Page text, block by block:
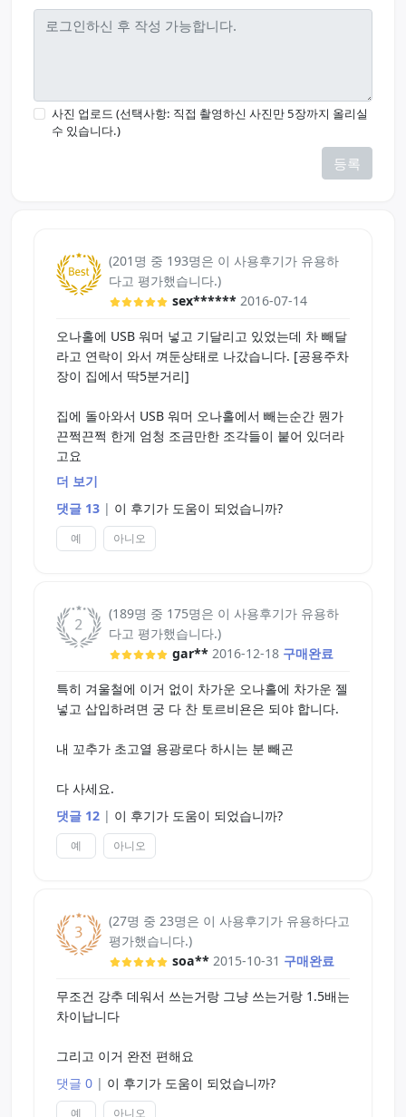
사진 업로드 (선택사항: 직접 촬영하신 사진만 5장까지 올리실
수 있습니다.)
등록
(201명 중 193명은 이 사용후기가 유용하
다고 평가했습니다.)
sex****** 2016-07-14
오나홀에 USB 워머 넣고 기달리고 있었는데 차 빼달
라고 연락이 와서 껴둔상태로 나갔습니다. [공용주차
장이 집에서 딱5분거리]
집에 돌아와서 USB 워머 오나홀에서 빼는순간 뭔가
끈쩍끈쩍 한게 엄청 조금만한 조각들이 붙어 있더라
고요
들이 붙었더라고요 왕복10분만에 녹아버린거죠...
"아 시발..." 하면서 오나홀 상태 살펴봤는데 안에 외
달아서 없어진 처럼 녹아 버렸더라고요...
Tip
1. 아이폰 유저는 아이폰 충전기에다가 하세요. 실험
2. 오나홀에 윤활제 넣고 워머 넣으면 오나홀 녹는거
방지 됩니다 [15분정도 넣어봤는데 오나홀 녹지는
않고 엄청 뜨거워 졌습니다]
그냥 쓰는거랑 느낌 달라요!
P.S 아 시발 내 오나홀!!!
더 보기
댓글 13 | 이 후기가 도움이 되었습니까?
예 아니오
(189명 중 175명은 이 사용후기가 유용하
다고 평가했습니다.)
gar** 2016-12-18 구매완료
특히 겨울철에 이거 없이 차가운 오나홀에 차가운 젤
넣고 삽입하려면 궁 다 찬 토르비욘은 되야 합니다.
내 꼬추가 초고열 용광로다 하시는 분 빼곤
다 사세요.
댓글 12 | 이 후기가 도움이 되었습니까?
예 아니오
(27명 중 23명은 이 사용후기가 유용하다고
평가했습니다.)
soa** 2015-10-31 구매완료
무조건 강추 데워서 쓰는거랑 그냥 쓰는거랑 1.5배는
차이납니다
그리고 이거 완전 편해요
댓글 0 | 이 후기가 도움이 되었습니까?
예 아니오